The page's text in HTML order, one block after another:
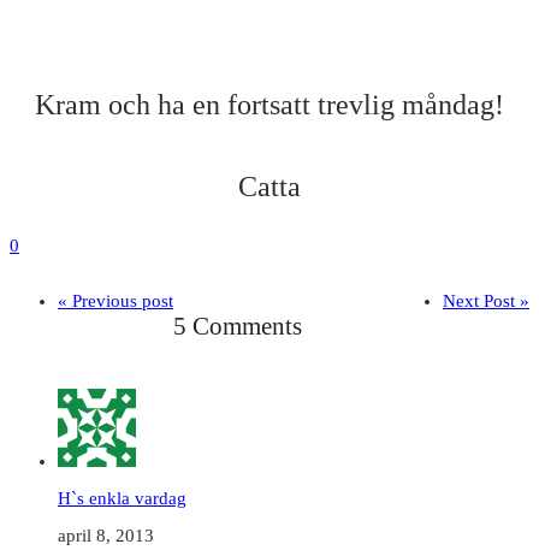
Kram och ha en fortsatt trevlig måndag!
Catta
0
« Previous post Next Post »
5 Comments
H`s enkla vardag
april 8, 2013